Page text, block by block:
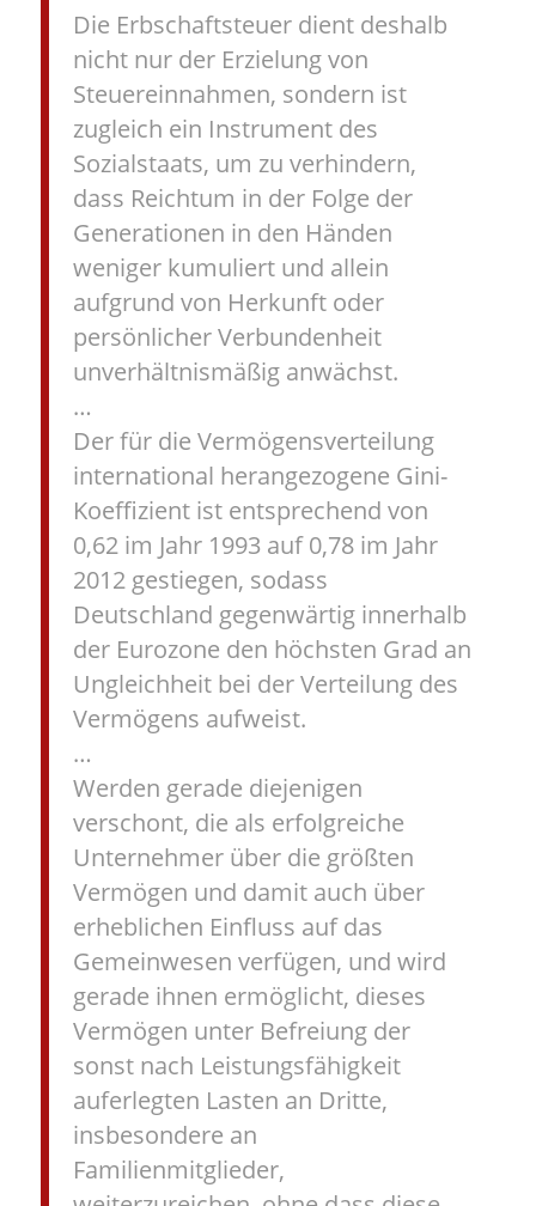
Die Erbschaftsteuer dient deshalb
nicht nur der Erzielung von
Steuereinnahmen, sondern ist
zugleich ein Instrument des
Sozialstaats, um zu verhindern,
dass Reichtum in der Folge der
Generationen in den Händen
weniger kumuliert und allein
aufgrund von Herkunft oder
persönlicher Verbundenheit
unverhältnismäßig anwächst.
…
Der für die Vermögensverteilung
international herangezogene Gini-
Koeffizient ist entsprechend von
0,62 im Jahr 1993 auf 0,78 im Jahr
2012 gestiegen, sodass
Deutschland gegenwärtig innerhalb
der Eurozone den höchsten Grad an
Ungleichheit bei der Verteilung des
Vermögens aufweist.
…
Werden gerade diejenigen
verschont, die als erfolgreiche
Unternehmer über die größten
Vermögen und damit auch über
erheblichen Einfluss auf das
Gemeinwesen verfügen, und wird
gerade ihnen ermöglicht, dieses
Vermögen unter Befreiung der
sonst nach Leistungsfähigkeit
auferlegten Lasten an Dritte,
insbesondere an
Familienmitglieder,